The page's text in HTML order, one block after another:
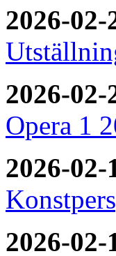
2026-02-
2026-02-
Opera 1
2026-02-
2026-02-